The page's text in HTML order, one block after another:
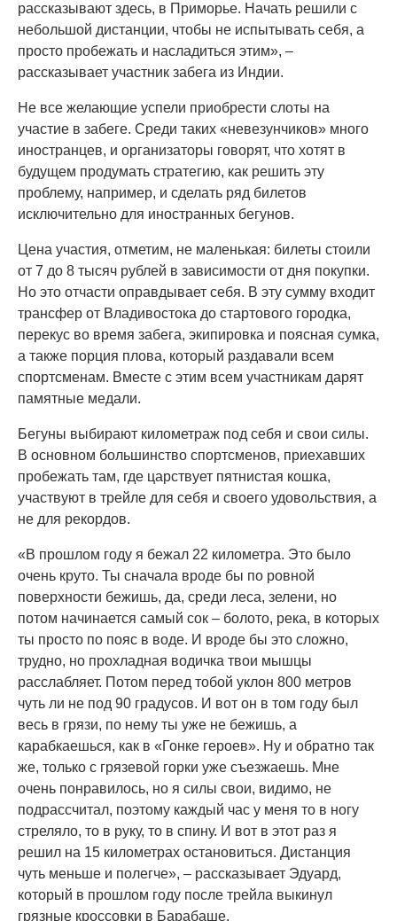
рассказывают здесь, в Приморье. Начать решили с
небольшой дистанции, чтобы не испытывать себя, а
просто пробежать и насладиться этим», –
рассказывает участник забега из Индии.
Не все желающие успели приобрести слоты на
участие в забеге. Среди таких «невезунчиков» много
иностранцев, и организаторы говорят, что хотят в
будущем продумать стратегию, как решить эту
проблему, например, и сделать ряд билетов
исключительно для иностранных бегунов.
Цена участия, отметим, не маленькая: билеты стоили
от 7 до 8 тысяч рублей в зависимости от дня покупки.
Но это отчасти оправдывает себя. В эту сумму входит
трансфер от Владивостока до стартового городка,
перекус во время забега, экипировка и поясная сумка,
а также порция плова, который раздавали всем
спортсменам. Вместе с этим всем участникам дарят
памятные медали.
Бегуны выбирают километраж под себя и свои силы.
В основном большинство спортсменов, приехавших
пробежать там, где царствует пятнистая кошка,
участвуют в трейле для себя и своего удовольствия, а
не для рекордов.
«В прошлом году я бежал 22 километра. Это было
очень круто. Ты сначала вроде бы по ровной
поверхности бежишь, да, среди леса, зелени, но
потом начинается самый сок – болото, река, в которых
ты просто по пояс в воде. И вроде бы это сложно,
трудно, но прохладная водичка твои мышцы
расслабляет. Потом перед тобой уклон 800 метров
чуть ли не под 90 градусов. И вот он в том году был
весь в грязи, по нему ты уже не бежишь, а
карабкаешься, как в «Гонке героев». Ну и обратно так
же, только с грязевой горки уже съезжаешь. Мне
очень понравилось, но я силы свои, видимо, не
подрассчитал, поэтому каждый час у меня то в ногу
стреляло, то в руку, то в спину. И вот в этот раз я
решил на 15 километрах остановиться. Дистанция
чуть меньше и полегче», – рассказывает Эдуард,
который в прошлом году после трейла выкинул
грязные кроссовки в Барабаше.